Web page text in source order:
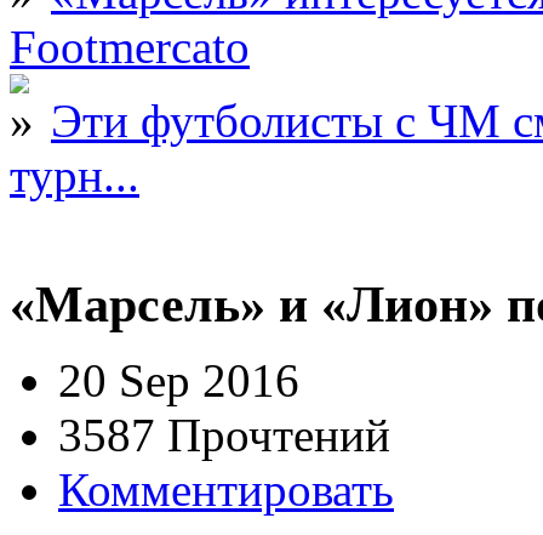
Footmercato
Эти футболисты с ЧМ
турн...
«Марсель» и «Лион»
20 Sep 2016
3587 Прочтений
Комментировать